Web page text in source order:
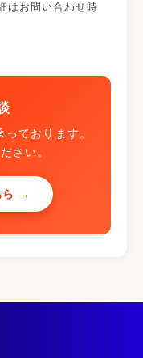
はお問い合わせ時
ております。
さい。
ら →